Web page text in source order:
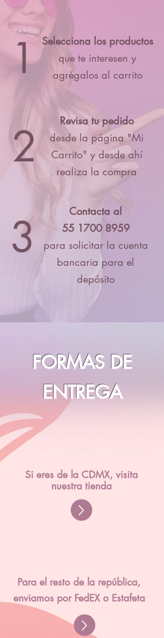
1 Selecciona los productos
que te interesen y
agrégalos al carrito
2
Revisa tu pedido
desde la página "Mi
Carrito" y desde ahí
realiza la compra
3
Contacta al
55 1700 8959
para solicitar la cuenta
bancaria para el
depósito
FORMAS DE
ENTREGA
Si eres de la CDMX, visita
nuestra tienda
Para el resto de la república,
enviamos por FedEX o Estafeta